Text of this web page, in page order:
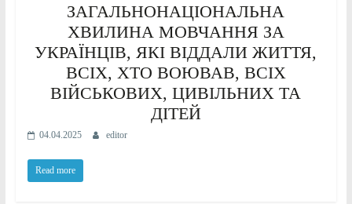
ЗАГАЛЬНОНАЦІОНАЛЬНА
ХВИЛИНА МОВЧАННЯ ЗА
УКРАЇНЦІВ, ЯКІ ВІДДАЛИ ЖИТТЯ,
ВСІХ, ХТО ВОЮВАВ, ВСІХ
ВІЙСЬКОВИХ, ЦИВІЛЬНИХ ТА
ДІТЕЙ
04.04.2025 editor
Read more